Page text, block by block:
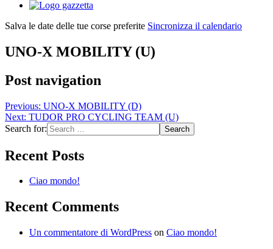
Salva le date delle tue corse preferite Sincronizza il calendario
UNO-X MOBILITY (U)
Post navigation
Previous: UNO-X MOBILITY (D)
Next: TUDOR PRO CYCLING TEAM (U)
Search for:
Recent Posts
Ciao mondo!
Recent Comments
Un commentatore di WordPress on Ciao mondo!